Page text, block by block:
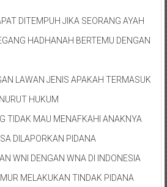
DITEMPUH JIKA SEORANG AYAH
HADHANAH BERTEMU DENGAN
LAWAN JENIS APAKAH TERMASUK
HUKUM
TIDAK MAU MENAFKAHI ANAKNYA
DILAPORKAN PIDANA
WNI DENGAN WNA DI INDONESIA
MELAKUKAN TINDAK PIDANA